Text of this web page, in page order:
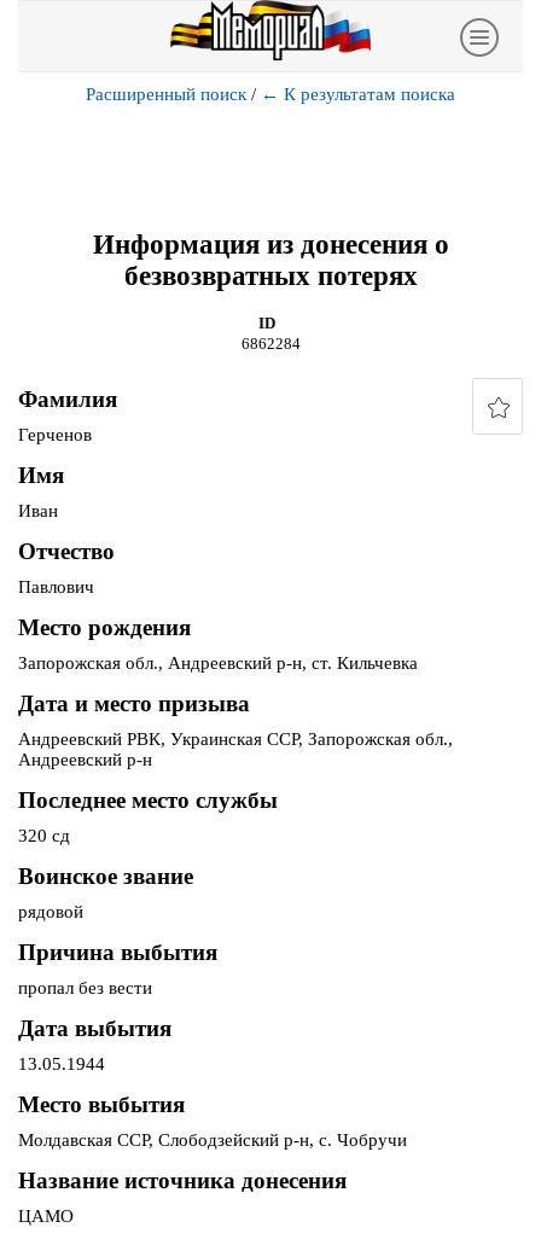
Расширенный поиск / ← К результатам поиска
Информация из донесения о
безвозвратных потерях
ID
6862284
Фамилия
Герченов
Имя
Иван
Отчество
Павлович
Место рождения
Запорожская обл., Андреевский р-н, ст. Кильчевка
Дата и место призыва
Андреевский РВК, Украинская ССР, Запорожская обл.,
Андреевский р-н
Последнее место службы
320 сд
Воинское звание
рядовой
Причина выбытия
пропал без вести
Дата выбытия
13.05.1944
Место выбытия
Молдавская ССР, Слободзейский р-н, с. Чобручи
Название источника донесения
ЦАМО